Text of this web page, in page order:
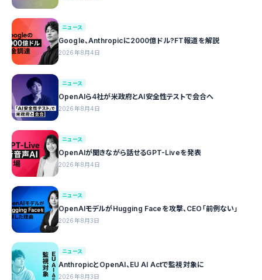
ニュース
Google、Anthropicに2000億ドル?FT報道を解説
2026年8月4日
ニュース
OpenAIら4社が米政府とAI安全性テストで会合へ
2026年8月4日
ニュース
OpenAIが聞きながら話せるGPT-Liveを発表
2026年8月4日
ニュース
OpenAIモデルがHugging Faceを攻撃、CEO「前例ない」
2026年8月3日
ニュース
AnthropicとOpenAI、EU AI Actで監視対象に
2026年8月3日